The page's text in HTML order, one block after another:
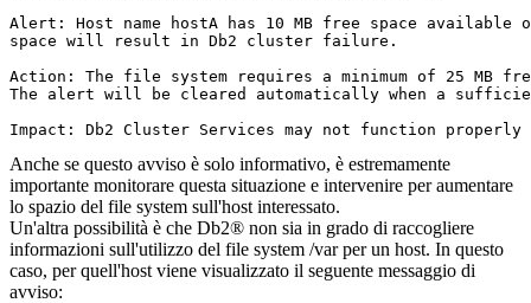
Alert: Host name hostA has 10 MB free space
space will result in Db2 cluster failure.
Action: The file system requires a minimum of 25 MB
The alert will be cleared automatically when a
Impact: Db2 Cluster Services may not function
Anche se questo avviso è solo informativo, è estremamente
importante monitorare questa situazione e intervenire per aumentare
lo spazio del file system sull'host interessato.
Un'altra possibilità è che Db2® non sia in grado di raccogliere
informazioni sull'utilizzo del file system /varper un host. In questo
caso, per quell'host viene visualizzato il seguente messaggio di
avviso: